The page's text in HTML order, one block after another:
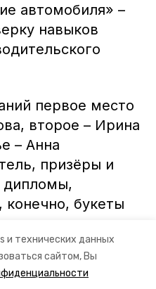
и технических данных
сайтом, Вы
автомобиля» –
навыков
первое место
второе – Ирина
– Анна
призёры и
дипломы,
конечно, букеты
Центра по